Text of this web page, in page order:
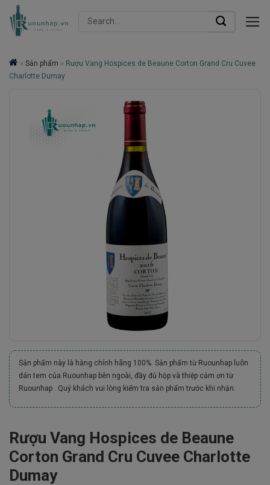
Skip
Search
» Sản phẩm » Rượu Vang Hospices de Beaune Corton Grand Cru Cuvee
Charlotte Dumay
Sản phẩm này là hàng chính hãng 100%. Sản phẩm từ Ruounhap luôn
dán tem của Ruounhap bên ngoài, đầy đủ hộp và thiệp cảm ơn từ
Ruounhap . Quý khách vui lòng kiểm tra sản phẩm trước khi nhận.
Rượu Vang Hospices de Beaune
Corton Grand Cru Cuvee Charlotte
Dumay